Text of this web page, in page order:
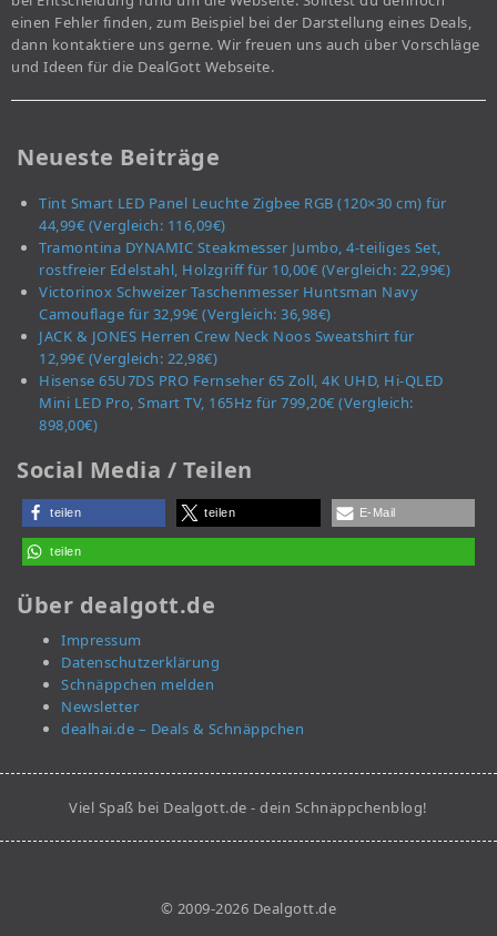
einen Fehler finden, zum Beispiel bei der Darstellung eines Deals,
dann kontaktiere uns gerne. Wir freuen uns auch über Vorschläge
und Ideen für die DealGott Webseite.
Neueste Beiträge
Tint Smart LED Panel Leuchte Zigbee RGB (120×30 cm) für
44,99€ (Vergleich: 116,09€)
Tramontina DYNAMIC Steakmesser Jumbo, 4-teiliges Set,
rostfreier Edelstahl, Holzgriff für 10,00€ (Vergleich: 22,99€)
Victorinox Schweizer Taschenmesser Huntsman Navy
Camouflage für 32,99€ (Vergleich: 36,98€)
JACK & JONES Herren Crew Neck Noos Sweatshirt für
12,99€ (Vergleich: 22,98€)
Hisense 65U7DS PRO Fernseher 65 Zoll, 4K UHD, Hi-QLED
Mini LED Pro, Smart TV, 165Hz für 799,20€ (Vergleich:
898,00€)
Social Media / Teilen
teilen teilen E-Mail
teilen
Über dealgott.de
Impressum
Datenschutzerklärung
Schnäppchen melden
Newsletter
dealhai.de – Deals & Schnäppchen
Viel Spaß bei Dealgott.de - dein Schnäppchenblog!
© 2009-2026 Dealgott.de